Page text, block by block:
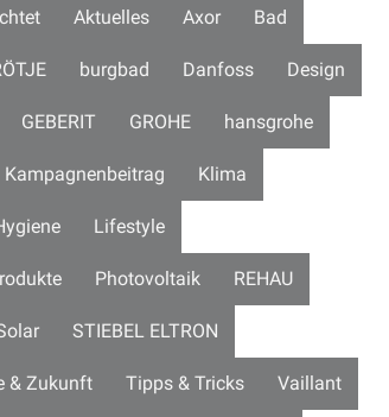
Aktuelles Axor Bad
burgbad Danfoss Design
GEBERIT GROHE hansgrohe
Kampagnenbeitrag Klima
Lifestyle
Photovoltaik REHAU
STIEBEL ELTRON
& Zukunft Tipps & Tricks Vaillant